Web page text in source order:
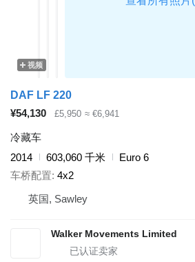
视频
DAF LF 220
¥54,130
£5,950 ≈ €6,941
冷藏车
2014
603,060 千米
Euro 6
车桥配置 4x2
英国, Sawley
Walker Movements Limited